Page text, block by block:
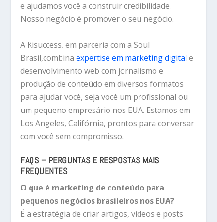
e ajudamos você a construir credibilidade.
Nosso negócio é promover o seu negócio.
A Kisuccess, em parceria com a Soul
Brasil,combinaexpertise em marketing digital e
desenvolvimento web com jornalismo e
produção de conteúdo em diversos formatos
para ajudar você,seja você um profissional ou
um pequeno empresário nos EUA. Estamos em
Los Angeles, Califórnia, prontos para conversar
com você sem compromisso.
FAQS – PERGUNTAS E RESPOSTAS MAIS
FREQUENTES
O que é marketing de conteúdo para
pequenos negócios brasileiros nos EUA?
É a estratégia de criar artigos, vídeos e posts